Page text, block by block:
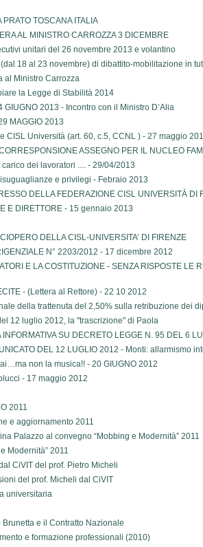
PRATO TOSCANA ITALIA
AL MINISTRO CARROZZA 3 DICEMBRE
unitari del 26 novembre 2013 e volantino
18 al 23 novembre) di dibattito-mobilitazione in
al Ministro Carrozza
la Legge di Stabilità 2014
GIUGNO 2013 - Incontro con il Ministro D’Alia
MAGGIO 2013
CISL Università (art. 60, c.5, CCNL ) - 27 maggio
ASSEGNO PER IL NUCLEO
dei lavoratori .... - 29/04/2013
e privilegi - Febraio 2013
DELLA FEDERAZIONE CISL UNIVERSITÀ DI
E DIRETTORE - 15 gennaio 2013
DELLA CISL-UNIVERSITA’ DI FIRENZE
N° 2203/2012 - 17 dicembre 2012
E LA COSTITUZIONE - SENZA RISPOSTE LE
- (Lettera al Rettore) - 22 10 2012
della trattenuta del 2,50% sulla retribuzione dei
12 luglio 2012, la "trascrizione" di Paola
INFORMATIVA SU DECRETO LEGGE N. 95 DEL 6
DEL 12 LUGLIO 2012 - Monti: allarmismo
non la musica!! - 20 GIUGNO 2012
- 17 maggio 2012
2011
e aggiornamento 2011
Palazzo al convegno “Mobbing e Modernità” 2011
Modernità” 2011
CiVIT del prof. Pietro Micheli
del prof. Micheli dal CiVIT
universitaria
e il Contratto Nazionale
e formazione professionali (2010)